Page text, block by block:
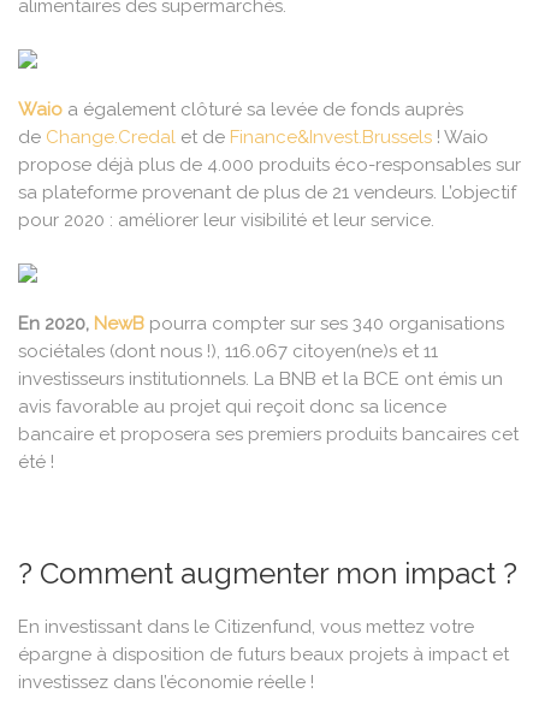
alimentaires des supermarchés.
Waio a également clôturé sa levée de fonds auprès
de Change.Credal et de Finance&Invest.Brussels ! Waio
propose déjà plus de 4.000 produits éco-responsables sur
sa plateforme provenant de plus de 21 vendeurs. L’objectif
pour 2020 : améliorer leur visibilité et leur service.
En 2020, NewB pourra compter sur ses 340 organisations
sociétales (dont nous !), 116.067 citoyen(ne)s et 11
investisseurs institutionnels. La BNB et la BCE ont émis un
avis favorable au projet qui reçoit donc sa licence
bancaire et proposera ses premiers produits bancaires cet
été !
? Comment augmenter mon impact ?
En investissant dans le Citizenfund, vous mettez votre
épargne à disposition de futurs beaux projets à impact et
investissez dans l’économie réelle !